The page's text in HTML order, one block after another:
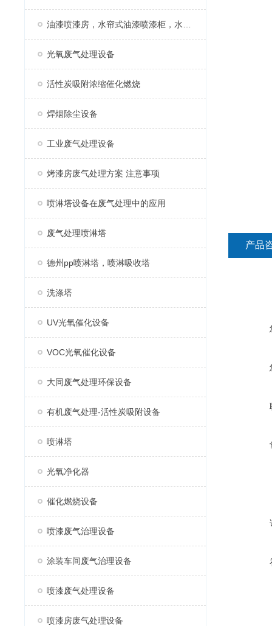
光氧废气处理设备
活性炭吸附浓缩催化燃烧
焊烟除尘设备
工业废气处理设备
烤漆房废气处理方案 注意事项
喷淋塔设备在废气处理中的应用
废气处理喷淋塔
德州pp喷淋塔，喷淋吸收塔
洗涤塔
UV光氧催化设备
VOC光氧催化设备
大同废气处理环保设备
有机废气处理-活性炭吸附设备
喷淋塔
光氧净化器
催化燃烧设备
喷漆废气治理设备
涂装车间废气治理设备
喷漆废气处理设备
喷漆房废气处理设备
产品